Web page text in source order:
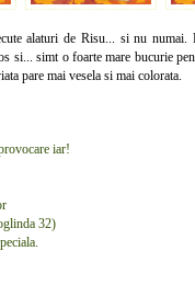
alaturi de Risu... si nu numai.
si... simt o foarte mare bucurie
pare mai vesela si mai colorata.
iar!
32)